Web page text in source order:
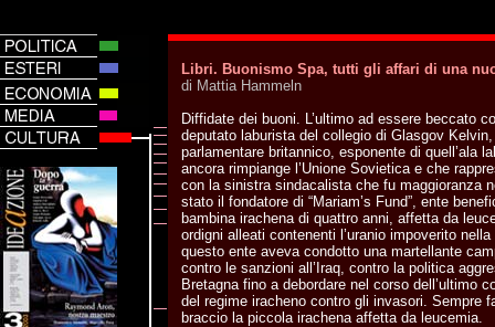
Libri. Buonismo Spa, tutti gli affari di una
di Mattia Hammeln
Diffidate dei buoni. L’ultimo ad essere beccato
deputato laburista del collegio di Glasgov
parlamentare britannico, esponente di quell’ala
ancora rimpiange l’Unione Sovietica e che
con la sinistra sindacalista che fu maggioranza
stato il fondatore di “Mariam’s Fund”, ente
bambina irachena di quattro anni, affetta da
ordigni alleati contenenti l’uranio impoverito
questo ente aveva condotto una martellante
contro le sanzioni all’Iraq, contro la politica
Bretagna fino a debordare nel corso dell’ultimo
del regime iracheno contro gli invasori. Sempre
braccio la piccola irachena affetta da leucemia.